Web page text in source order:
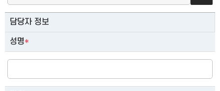
담당자 정보
성명*